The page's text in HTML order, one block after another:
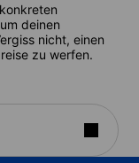
deinen
nicht, einen
zu werfen.